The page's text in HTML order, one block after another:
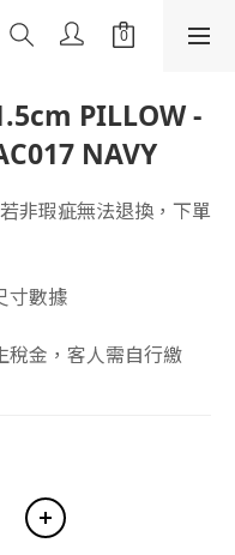
PILLOW -
NAVY
非瑕疵無法退換，下單
寸數據
稅金，客人需自行繳